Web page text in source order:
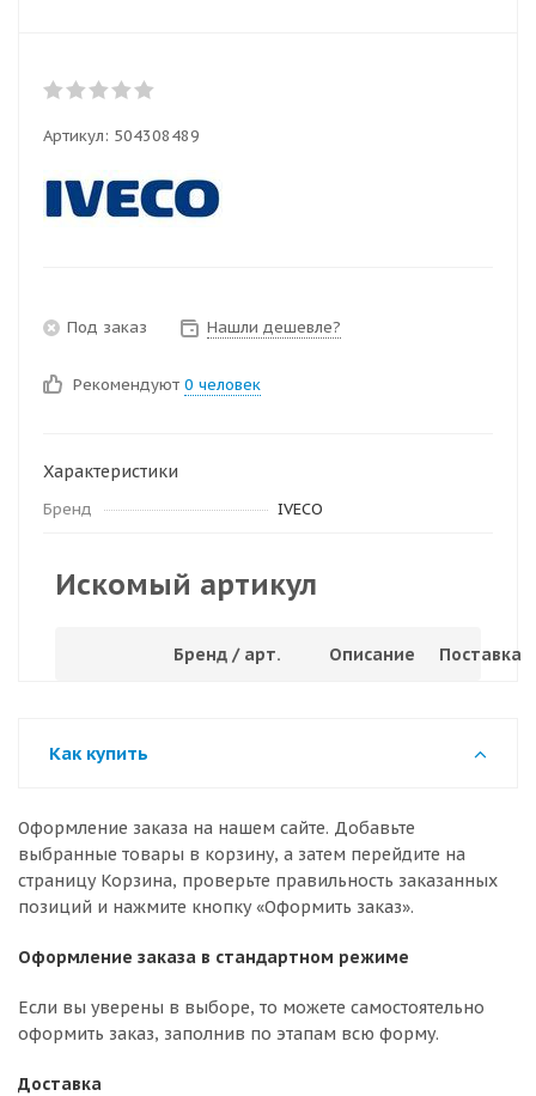
Артикул: 504308489
Под заказ Нашли дешевле?
Рекомендуют 0 человек
Характеристики
Бренд IVECO
Искомый артикул
Бренд / арт. Описание Поставка
Как купить
Оформление заказа на нашем сайте. Добавьте
выбранные товары в корзину, а затем перейдите на
страницу Корзина, проверьте правильность заказанных
позиций и нажмите кнопку «Оформить заказ».
Оформление заказа в стандартном режиме
Если вы уверены в выборе, то можете самостоятельно
оформить заказ, заполнив по этапам всю форму.
Доставка